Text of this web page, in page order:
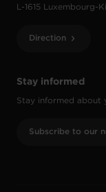
Stay informed
Stay informed about
Subscribe to our
L-1615 Luxembourg-
Direction